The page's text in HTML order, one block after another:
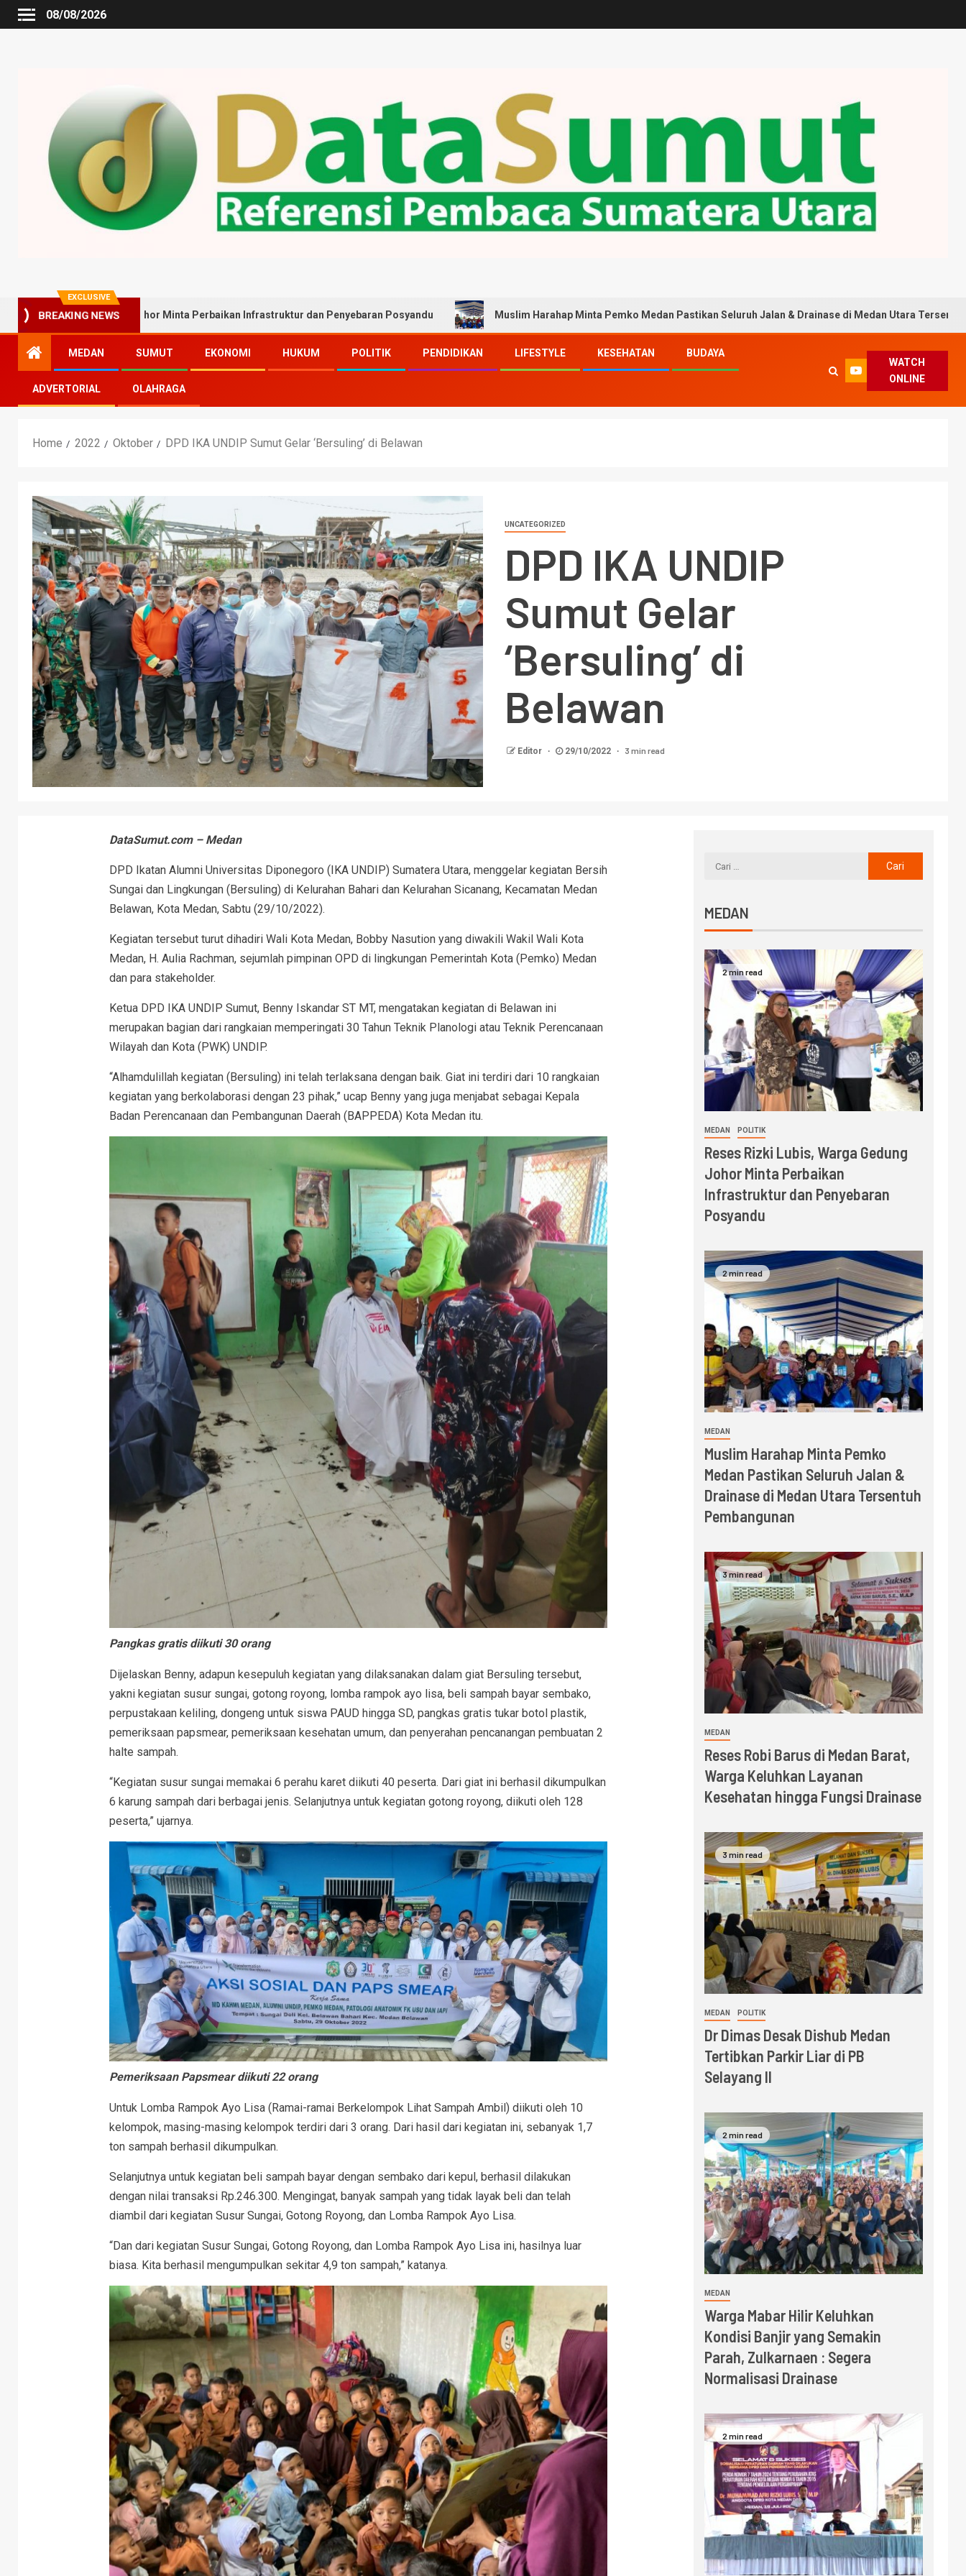
08/08/2026
EXCLUSIVE
BREAKING NEWS
Johor Minta Perbaikan Infrastruktur dan Penyebaran Posyandu Muslim Harahap Minta Pemko Medan Pastikan Seluruh Jalan & Drainase di Medan Utara Tersentuh Pembangunan
MEDAN SUMUT EKONOMI HUKUM POLITIK PENDIDIKAN LIFESTYLE KESEHATAN BUDAYA
ADVERTORIAL OLAHRAGA
WATCH
ONLINE
Home 2022 Oktober DPD IKA UNDIP Sumut Gelar ‘Bersuling’ di Belawan
UNCATEGORIZED
DPD IKA UNDIP
Sumut Gelar
‘Bersuling’ di
Belawan
Editor 29/10/2022 3 min read
DataSumut.com – Medan
DPD Ikatan Alumni Universitas Diponegoro (IKA UNDIP) Sumatera Utara, menggelar kegiatan Bersih
Sungai dan Lingkungan (Bersuling) di Kelurahan Bahari dan Kelurahan Sicanang, Kecamatan Medan
Belawan, Kota Medan, Sabtu (29/10/2022).
Kegiatan tersebut turut dihadiri Wali Kota Medan, Bobby Nasution yang diwakili Wakil Wali Kota
Medan, H. Aulia Rachman, sejumlah pimpinan OPD di lingkungan Pemerintah Kota (Pemko) Medan
dan para stakeholder.
Ketua DPD IKA UNDIP Sumut, Benny Iskandar ST MT, mengatakan kegiatan di Belawan ini
merupakan bagian dari rangkaian memperingati 30 Tahun Teknik Planologi atau Teknik Perencanaan
Wilayah dan Kota (PWK) UNDIP.
“Alhamdulillah kegiatan (Bersuling) ini telah terlaksana dengan baik. Giat ini terdiri dari 10 rangkaian
kegiatan yang berkolaborasi dengan 23 pihak,” ucap Benny yang juga menjabat sebagai Kepala
Badan Perencanaan dan Pembangunan Daerah (BAPPEDA) Kota Medan itu.
Pangkas gratis diikuti 30 orang
Dijelaskan Benny, adapun kesepuluh kegiatan yang dilaksanakan dalam giat Bersuling tersebut,
yakni kegiatan susur sungai, gotong royong, lomba rampok ayo lisa, beli sampah bayar sembako,
perpustakaan keliling, dongeng untuk siswa PAUD hingga SD, pangkas gratis tukar botol plastik,
pemeriksaan papsmear, pemeriksaan kesehatan umum, dan penyerahan pencanangan pembuatan 2
halte sampah.
“Kegiatan susur sungai memakai 6 perahu karet diikuti 40 peserta. Dari giat ini berhasil dikumpulkan
6 karung sampah dari berbagai jenis. Selanjutnya untuk kegiatan gotong royong, diikuti oleh 128
peserta,” ujarnya.
Pemeriksaan Papsmear diikuti 22 orang
Untuk Lomba Rampok Ayo Lisa (Ramai-ramai Berkelompok Lihat Sampah Ambil) diikuti oleh 10
kelompok, masing-masing kelompok terdiri dari 3 orang. Dari hasil dari kegiatan ini, sebanyak 1,7
ton sampah berhasil dikumpulkan.
Selanjutnya untuk kegiatan beli sampah bayar dengan sembako dari kepul, berhasil dilakukan
dengan nilai transaksi Rp.246.300. Mengingat, banyak sampah yang tidak layak beli dan telah
diambil dari kegiatan Susur Sungai, Gotong Royong, dan Lomba Rampok Ayo Lisa.
“Dan dari kegiatan Susur Sungai, Gotong Royong, dan Lomba Rampok Ayo Lisa ini, hasilnya luar
biasa. Kita berhasil mengumpulkan sekitar 4,9 ton sampah,” katanya.
MEDAN
2 min read
MEDAN POLITIK
Reses Rizki Lubis, Warga Gedung
Johor Minta Perbaikan
Infrastruktur dan Penyebaran
Posyandu
2 min read
MEDAN
Muslim Harahap Minta Pemko
Medan Pastikan Seluruh Jalan &
Drainase di Medan Utara Tersentuh
Pembangunan
3 min read
MEDAN
Reses Robi Barus di Medan Barat,
Warga Keluhkan Layanan
Kesehatan hingga Fungsi Drainase
3 min read
MEDAN POLITIK
Dr Dimas Desak Dishub Medan
Tertibkan Parkir Liar di PB
Selayang II
2 min read
MEDAN
Warga Mabar Hilir Keluhkan
Kondisi Banjir yang Semakin
Parah, Zulkarnaen : Segera
Normalisasi Drainase
2 min read